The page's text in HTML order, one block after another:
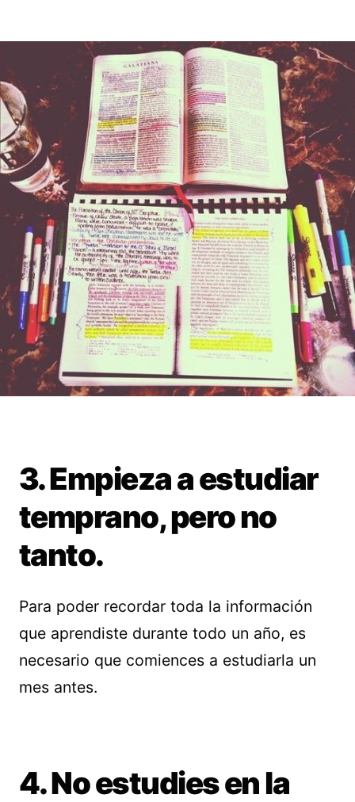
3. Empieza a estudiar
temprano, pero no
tanto.
Para poder recordar toda la información
que aprendiste durante todo un año, es
necesario que comiences a estudiarla un
mes antes.
4. No estudies en la